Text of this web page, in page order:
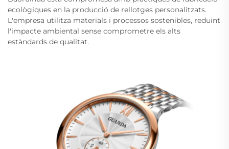
ecològiques en la producció de rellotges personalitzats.
L'empresa utilitza materials i processos sostenibles, reduint
l'impacte ambiental sense comprometre els alts
estàndards de qualitat.